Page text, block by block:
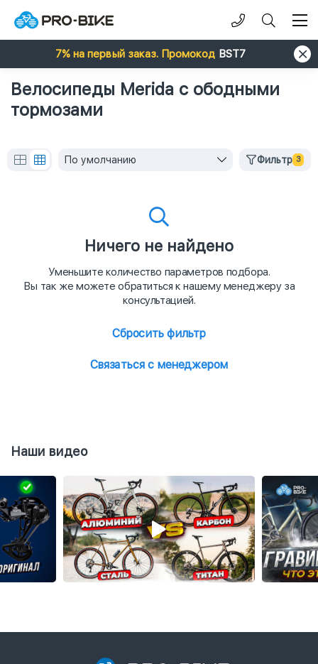
7% на первый заказ. Промокод BST7
Велосипеды Merida с ободными
тормозами
По умолчанию Фильтр 3
Ничего не найдено
Уменьшите количество параметров подбора.
Вы так же можете обратиться к нашему менеджеру за
консультацией.
Сбросить фильтр
Связаться с менеджером
Наши видео